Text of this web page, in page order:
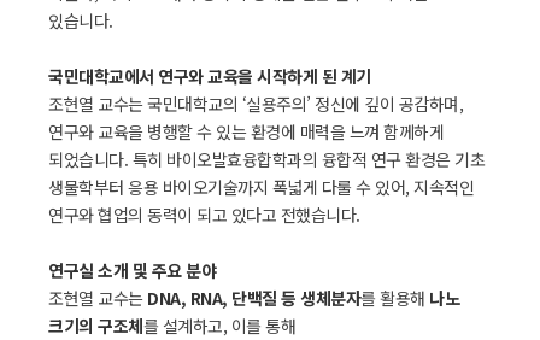
있습니다.
국민대학교에서 연구와 교육을 시작하게 된 계기
조현열 교수는 국민대학교의 ‘실용주의’ 정신에 깊이 공감하며,
연구와 교육을 병행할 수 있는 환경에 매력을 느껴 함께하게
되었습니다. 특히 바이오발효융합학과의 융합적 연구 환경은 기초
생물학부터 응용 바이오기술까지 폭넓게 다룰 수 있어, 지속적인
연구와 협업의 동력이 되고 있다고 전했습니다.
연구실 소개 및 주요 분야
조현열 교수는 DNA, RNA, 단백질 등 생체분자를 활용해 나노
크기의 구조체를 설계하고, 이를 통해